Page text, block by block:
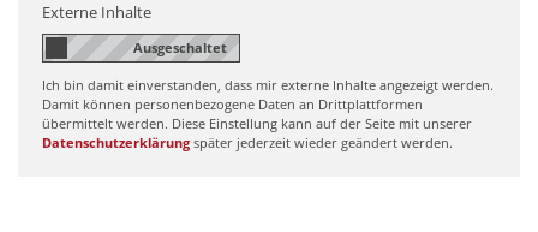
Externe Inhalte
Ich bin damit einverstanden, dass mir externe Inhalte angezeigt werden.
Damit können personenbezogene Daten an Drittplattformen
übermittelt werden. Diese Einstellung kann auf der Seite mit unserer
Datenschutzerklärung später jederzeit wieder geändert werden.